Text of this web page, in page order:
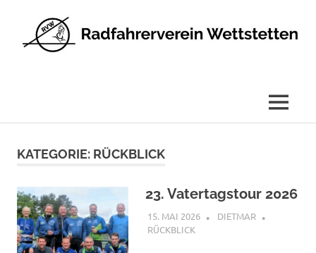
Inhalt
MENÜ
KATEGORIE: RÜCKBLICK
23. Vatertagstour 2026
15. MAI 2026
DIETMAR
RÜCKBLICK